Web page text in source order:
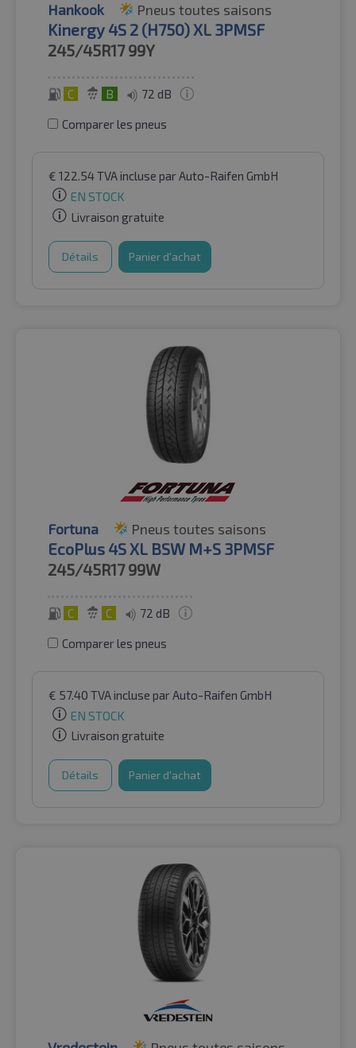
Hankook Pneus toutes saisons
Kinergy 4S 2 (H750) XL 3PMSF
245/45R17 99Y
C B 72 dB
Comparer les pneus
€ 122.54TVA incluse par Auto-Raifen GmbH
EN STOCK
Livraison gratuite
Détails Panier d'achat
Fortuna Pneus toutes saisons
EcoPlus 4S XL BSW M+S 3PMSF
245/45R17 99W
C C 72 dB
Comparer les pneus
€ 57.40 TVA incluse par Auto-Raifen GmbH
EN STOCK
Livraison gratuite
Détails Panier d'achat